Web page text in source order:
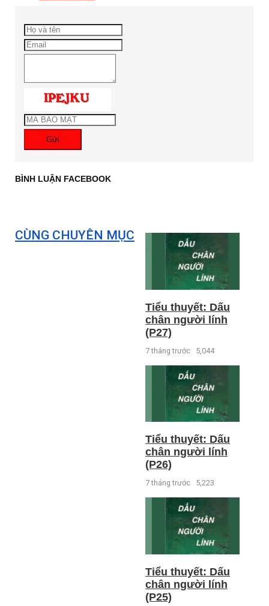
Gửi
BÌNH LUẬN FACEBOOK
CÙNG CHUYÊN MỤC
Tiểu thuyết: Dấu
chân người lính
(P27)
7 tháng trước 5,044
Tiểu thuyết: Dấu
chân người lính
(P26)
7 tháng trước 5,223
Tiểu thuyết: Dấu
chân người lính
(P25)